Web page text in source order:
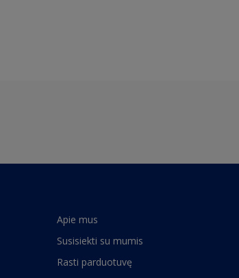
Apie mus
Susisiekti su mumis
Rasti parduotuvę